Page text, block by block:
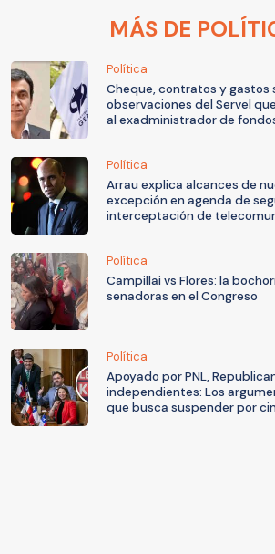
MÁS DE
Política
Cheque, contratos y gastos
observaciones del Servel
al exadministrador de
Política
Arrau explica alcances de
excepción en agenda de
interceptación de
Política
Campillai vs Flores: la
senadoras en el Congreso
Política
Apoyado por PNL,
independientes: Los
que busca suspender por